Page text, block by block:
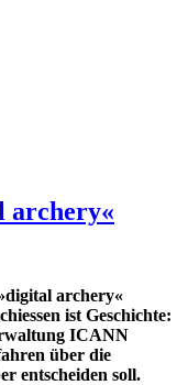
archery«
archery«
ist Geschichte:
ICANN
über die
entscheiden soll.